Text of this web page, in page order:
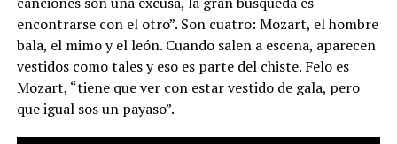
encontrarse con el otro”. Son cuatro: Mozart, el hombre
bala, el mimo y el león. Cuando salen a escena, aparecen
vestidos como tales y eso es parte del chiste. Felo es
Mozart, “tiene que ver con estar vestido de gala, pero
que igual sos un payaso”.